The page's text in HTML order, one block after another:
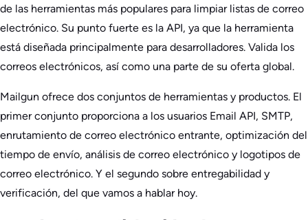
de las herramientas más populares para limpiar listas de correo
electrónico. Su punto fuerte es la API, ya que la herramienta
está diseñada principalmente para desarrolladores. Valida los
correos electrónicos, así como una parte de su oferta global.
Mailgun ofrece dos conjuntos de herramientas y productos. El
primer conjunto proporciona a los usuarios Email API, SMTP,
enrutamiento de correo electrónico entrante, optimización del
tiempo de envío, análisis de correo electrónico y logotipos de
correo electrónico. Y el segundo sobre entregabilidad y
verificación, del que vamos a hablar hoy.